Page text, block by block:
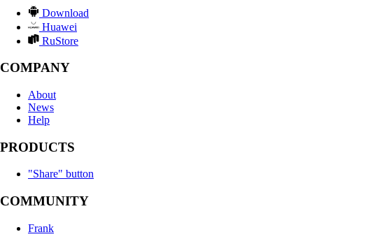
Download
Huawei
RuStore
COMPANY
About
News
Help
PRODUCTS
"Share" button
COMMUNITY
Frank